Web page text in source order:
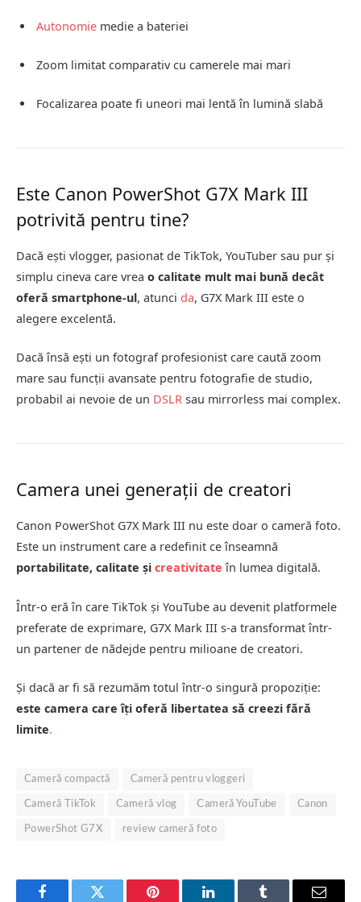
Autonomie medie a bateriei
Zoom limitat comparativ cu camerele mai mari
Focalizarea poate fi uneori mai lentă în lumină slabă
Este Canon PowerShot G7X Mark III
potrivită pentru tine?
Dacă ești vlogger, pasionat de TikTok, YouTuber sau pur și
simplu cineva care vrea o calitate mult mai bună decât
oferă smartphone-ul, atunci da, G7X Mark III este o
alegere excelentă.
Dacă însă ești un fotograf profesionist care caută zoom
mare sau funcții avansate pentru fotografie de studio,
probabil ai nevoie de un DSLR sau mirrorless mai complex.
Camera unei generații de creatori
Canon PowerShot G7X Mark III nu este doar o cameră foto.
Este un instrument care a redefinit ce înseamnă
portabilitate, calitate și creativitate în lumea digitală.
Într-o eră în care TikTok și YouTube au devenit platformele
preferate de exprimare, G7X Mark III s-a transformat într-
un partener de nădejde pentru milioane de creatori.
Și dacă ar fi să rezumăm totul într-o singură propoziție:
este camera care îți oferă libertatea să creezi fără
limite.
Cameră compactă Cameră pentru vloggeri
Cameră TikTok Cameră vlog Cameră YouTube Canon
PowerShot G7X review cameră foto